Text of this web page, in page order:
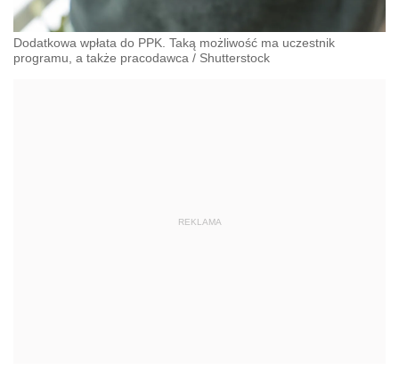
Dodatkowa wpłata do PPK. Taką możliwość ma uczestnik
programu, a także pracodawca / Shutterstock